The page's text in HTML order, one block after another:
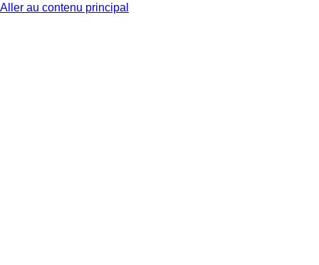
Aller au contenu principal